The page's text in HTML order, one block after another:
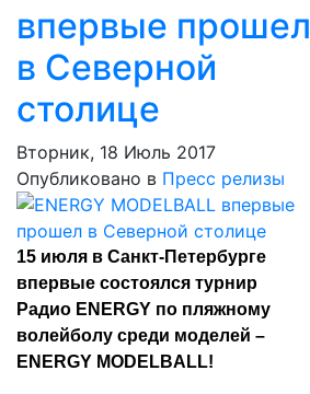
впервые прошел
в Северной
столице
Вторник, 18 Июль 2017
Опубликовано в Пресс релизы
15 июля в Санкт-Петербурге
впервые состоялся турнир
Радио ENERGY по пляжному
волейболу среди моделей –
ENERGY MODELBALL!